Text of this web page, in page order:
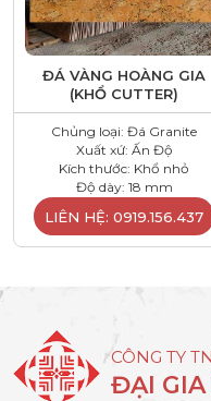
ĐÁ VÀNG HOÀNG GIA
(KHỔ CUTTER)
Chủng loại: Đá Granite
Xuất xứ: Ấn Độ
Kích thước: Khổ nhỏ
Độ dày: 18 mm
LIÊN HỆ: 0919.156.437
CÔNG TY
ĐẠI GIA